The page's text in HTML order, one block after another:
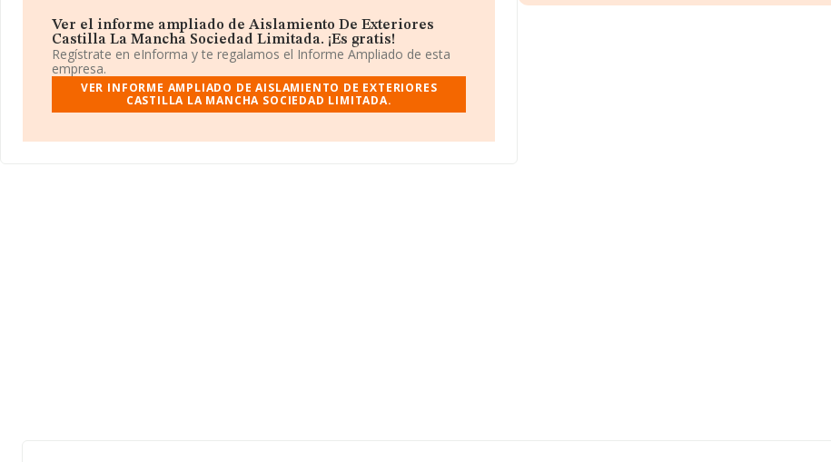
Limitada , con número de identificación fiscal B13393269, se encuentra en
Calle Gregorio Prieto núm. 5, (13710), en el municipio de Argamasilla De Alba,
provincia de Ciudad Real, Castilla-la Mancha.
En relación con el sector y disponiendo de los datos de hasta 7.198 empresas,
la facturación en el ámbito nacional alcanza los 1.852 millones de euros y se
calcula un promedio de facturación de 257 mil euros entre todas las compañías.
datos de INFORMA aparecen 89 empresas, cuyas ventas han obtenido los 15
Ver el informe ampliado de Aislamiento De Exteriores
Castilla La Mancha Sociedad Limitada. ¡Es gratis!
Regístrate en eInforma y te regalamos el Informe Ampliado de esta
empresa.
VER INFORME AMPLIADO DE AISLAMIENTO DE EXTERIORES
CASTILLA LA MANCHA SOCIEDAD LIMITADA.